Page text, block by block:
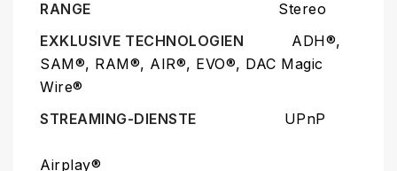
RANGE Stereo
EXKLUSIVE TECHNOLOGIEN ADH®,
SAM®, RAM®, AIR®, EVO®, DAC Magic
Wire®
STREAMING-DIENSTE UPnP
Airplay®